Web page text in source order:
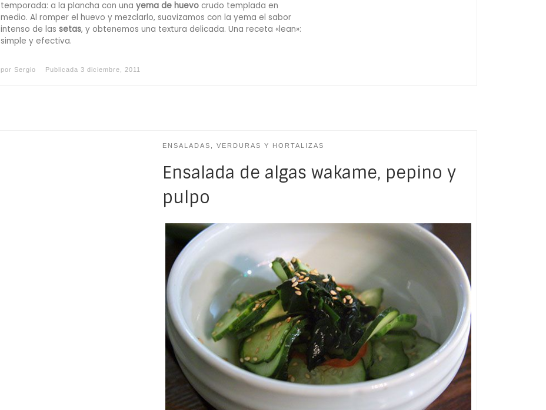
temporada: a la plancha con una yema de huevo crudo templada en
medio. Al romper el huevo y mezclarlo, suavizamos con la yema el sabor
intenso de las setas, y obtenemos una textura delicada. Una receta «lean»:
simple y efectiva.
por Sergio Publicada 3 diciembre, 2011
ENSALADAS, VERDURAS Y HORTALIZAS
Ensalada de algas wakame, pepino y
pulpo